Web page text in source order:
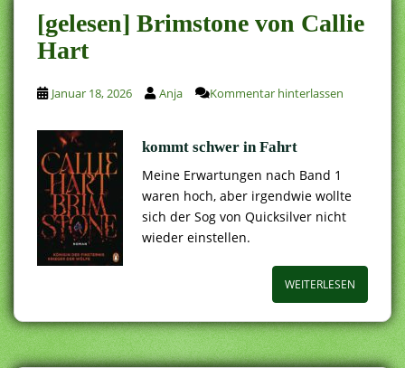
n
t
e
n
t
[gelesen] Brimstone von Callie
Hart
Januar 18, 2026 Anja Kommentar hinterlassen
kommt schwer in Fahrt
Meine Erwartungen nach Band 1
waren hoch, aber irgendwie wollte
sich der Sog von Quicksilver nicht
wieder einstellen.
WEITERLESEN